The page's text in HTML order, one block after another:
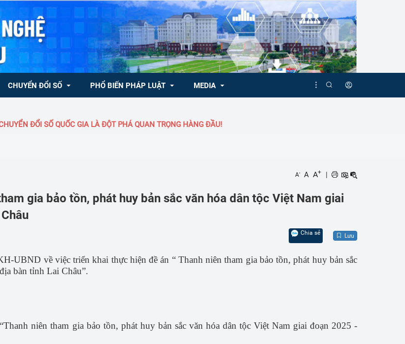
trình, quy hoạch, kế hoạch
công tác
Sáng kiến Bộ khoa học và công
CHUYỂN ĐỔI SỐ PHỔ BIẾN PHÁP LUẬT
Dự thảo văn bản
MEDIA
SỐ QUỐC GIA LÀ ĐỘT PHÁ QUAN TRỌNG HÀNG ĐẦU!
A- A A+ |
gia bảo tồn, phát huy bản sắc văn hóa dân tộc Việt Nam giai
Chia sẻ Lưu
UBND về việc triển khai thực hiện đề án “ Thanh niên tham gia bảo tồn, phát huy bản sắc
bàn tỉnh Lai Châu”.
niên tham gia bảo tồn, phát huy bản sắc văn hóa dân tộc Việt Nam giai đoạn 2025 -